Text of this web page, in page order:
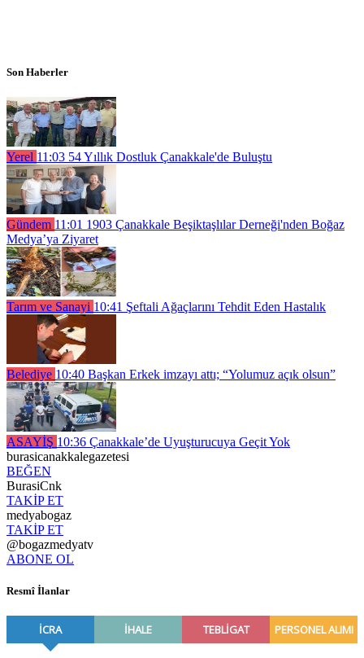
Son Haberler
Yerel 11:03 54 Yıllık Dostluk Çanakkale'de Buluştu
Gündem 11:01 1903 Çanakkale Beşiktaşlılar Derneği'nden Boğaz
Medya’ya Ziyaret
Tarım ve Sanayi 10:41 Şeftali Ağaçlarını Tehdit Eden Hastalık
Belediye 10:40 Başkan Erkek imzayı attı; “Yolumuz açık olsun”
ASAYİŞ 10:36 Çanakkale’de Uyuşturucuya Geçit Yok
burasicanakkalegazetesi
BEĞEN
BurasiCnk
TAKİP ET
medyabogaz
TAKİP ET
@bogazmedyatv
ABONE OL
Resmî İlanlar